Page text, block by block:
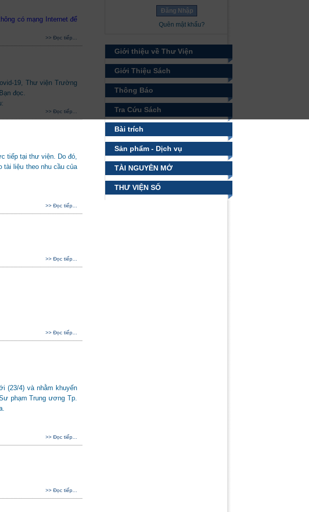
Quên mật khẩu?
Giới thiệu về Thư Viện
Giới Thiệu Sách
Thông Báo
Tra Cứu Sách
Bài trích
Sản phẩm - Dịch vụ
TÀI NGUYÊN MỞ
THƯ VIỆN SỐ
có mạng Internet để
>> Đọc tiếp...
19, Thư viện Trường
đọc.
>> Đọc tiếp...
tiếp tại thư viện. Do đó,
tài liệu theo nhu cầu của
>> Đọc tiếp...
>> Đọc tiếp...
>> Đọc tiếp...
(23/4) và nhằm khuyến
phạm Trung ương Tp.
>> Đọc tiếp...
>> Đọc tiếp...